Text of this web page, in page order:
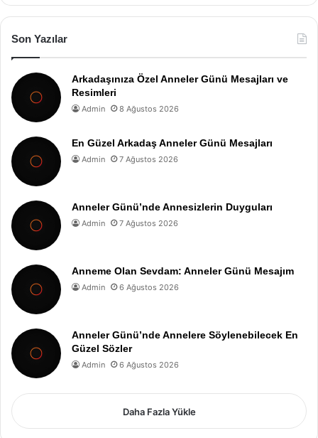
Son Yazılar
Arkadaşınıza Özel Anneler Günü Mesajları ve
Resimleri
Admin 8 Ağustos 2026
En Güzel Arkadaş Anneler Günü Mesajları
Admin 7 Ağustos 2026
Anneler Günü’nde Annesizlerin Duyguları
Admin 7 Ağustos 2026
Anneme Olan Sevdam: Anneler Günü Mesajım
Admin 6 Ağustos 2026
Anneler Günü’nde Annelere Söylenebilecek En
Güzel Sözler
Admin 6 Ağustos 2026
Daha Fazla Yükle